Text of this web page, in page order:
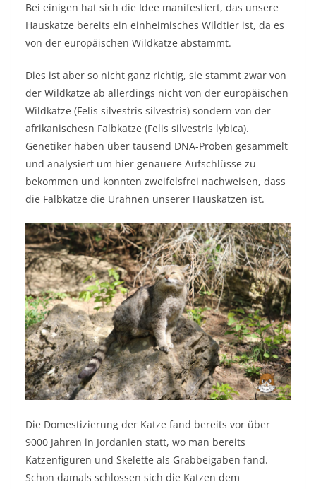
Bei einigen hat sich die Idee manifestiert, das unsere
Hauskatze bereits ein einheimisches Wildtier ist, da es
von der europäischen Wildkatze abstammt.
Dies ist aber so nicht ganz richtig, sie stammt zwar von
der Wildkatze ab allerdings nicht von der europäischen
Wildkatze (Felis silvestris silvestris) sondern von der
afrikanischesn Falbkatze (Felis silvestris lybica).
Genetiker haben über tausend DNA-Proben gesammelt
und analysiert um hier genauere Aufschlüsse zu
bekommen und konnten zweifelsfrei nachweisen, dass
die Falbkatze die Urahnen unserer Hauskatzen ist.
Die Domestizierung der Katze fand bereits vor über
9000 Jahren in Jordanien statt, wo man bereits
Katzenfiguren und Skelette als Grabbeigaben fand.
Schon damals schlossen sich die Katzen dem